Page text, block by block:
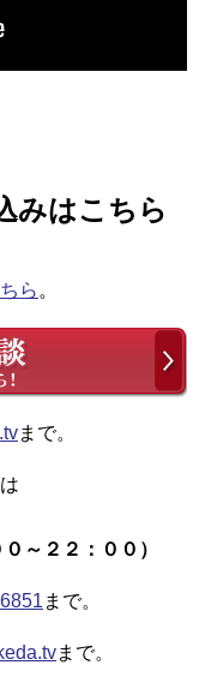
みはこちら
ら 。
まで。
～２２：００）
まで。
まで。